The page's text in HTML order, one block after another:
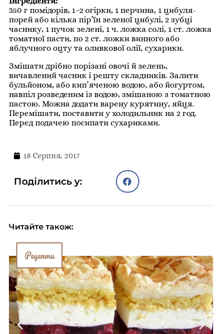
350 г помідорів, 1–2 огірки, 1 перчина, 1 цибуля-
порей або кілька пір’їн зеленої цибулі, 2 зубці
часнику, 1 пучок зелені, 1 ч. ложка солі, 1 ст. ложка
томатної пасти, по 2 ст. ложки винного або
яблучного оцту та оливкової олії, сухарики.
Змішати дрібно порізані овочі й зелень,
вичавлений часник і решту складників. Залити
бульйоном, або кип’яченою водою, або йогуртом,
навпіл розведеним із водою, змішаною з томатною
пастою. Можна додати варену курятину, яйця.
Перемішати, поставити у холодильник на 2 год.
Перед подачею посипати сухариками.
18 Серпня, 2017
Поділитись у:
Читайте також:
Рецепти